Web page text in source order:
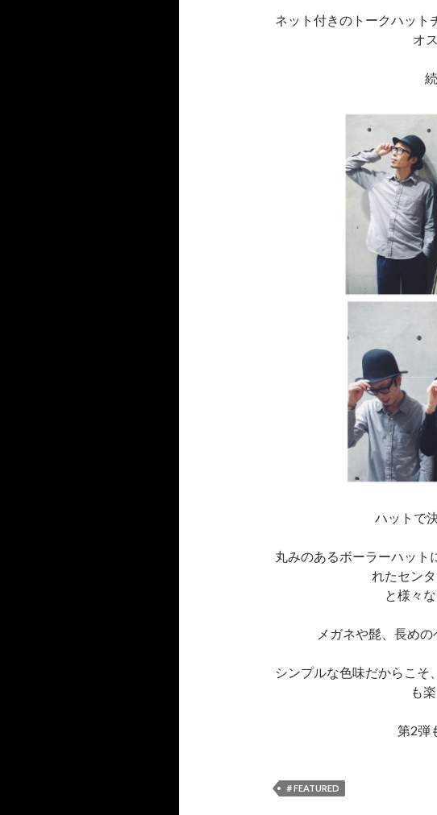
ネット付きのトークハット
オ
ハットで
丸みのあるボーラーハット
れたセン
と様々
メガネや髭、長め
シンプルな色味だからこそ
も
第2弾
＃FEATURED